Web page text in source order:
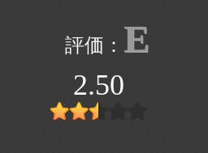
E
2.50